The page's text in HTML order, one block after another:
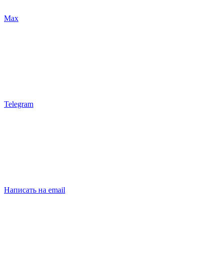
Max
Telegram
Написать на email